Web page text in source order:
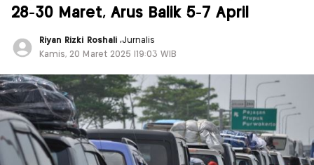
28-30 Maret, Arus Balik 5-7 April
Riyan Rizki Roshali ,Jurnalis
Kamis, 20 Maret 2025 |19:03 WIB